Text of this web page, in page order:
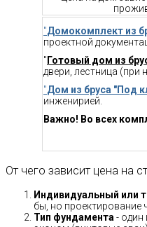
"Домокомплект из
проектной
" Готовый дом из
двери, лестница (при
"Дом из бруса "Под
инженирией.
Важно! Во всех
От чего зависит цена на
Индивидуальный или
бы, но проектирование
Тип фундамента - один